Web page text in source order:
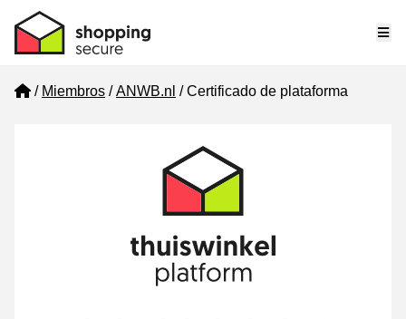
Home
Miembros ANWB.nl Certificado de plataforma